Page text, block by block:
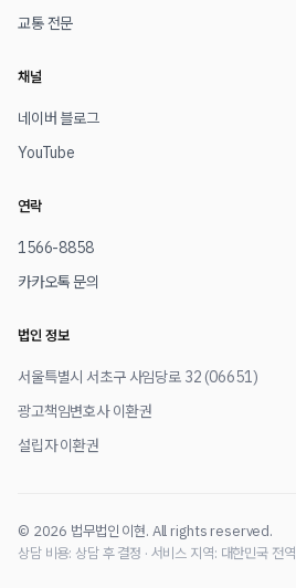
교통 전문
채널
네이버 블로그
YouTube
연락
1566-8858
카카오톡 문의
법인 정보
서울특별시 서초구 사임당로 32 (06651)
광고책임변호사 이환권
설립자 이환권
© 2026 법무법인 이현. All rights reserved.
상담 비용: 상담 후 결정 · 서비스 지역: 대한민국 전역